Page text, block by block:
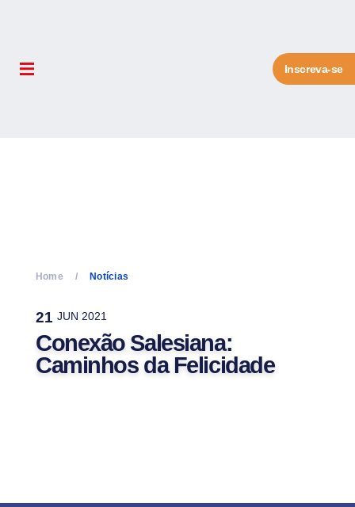
Inscreva-se
Home Notícias
21 JUN 2021
Conexão Salesiana:
Caminhos da Felicidade